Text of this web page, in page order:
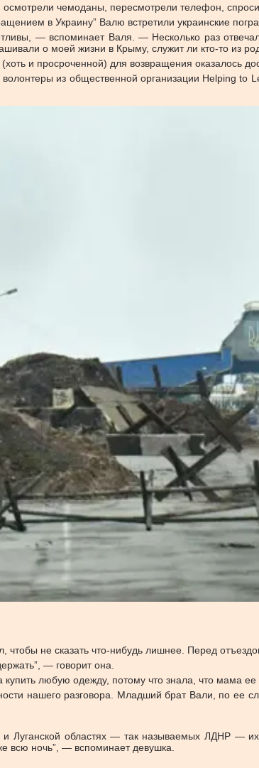
чемоданы, пересмотрели телефон,
в Украину” Валю встретили украинские
— вспоминает Валя. — Несколько раз
о моей жизни в Крыму, служит ли кто-то из
и просроченной) для возвращения оказалось
из общественной организации Helping
не сказать что-нибудь лишнее. Перед
— говорит она.
любую одежду, потому что знала, что мама
нашего разговора. Младший брат Вали, по ее
Луганской областях — так называемых ЛДНР —
всю ночь”, — вспоминает девушка.